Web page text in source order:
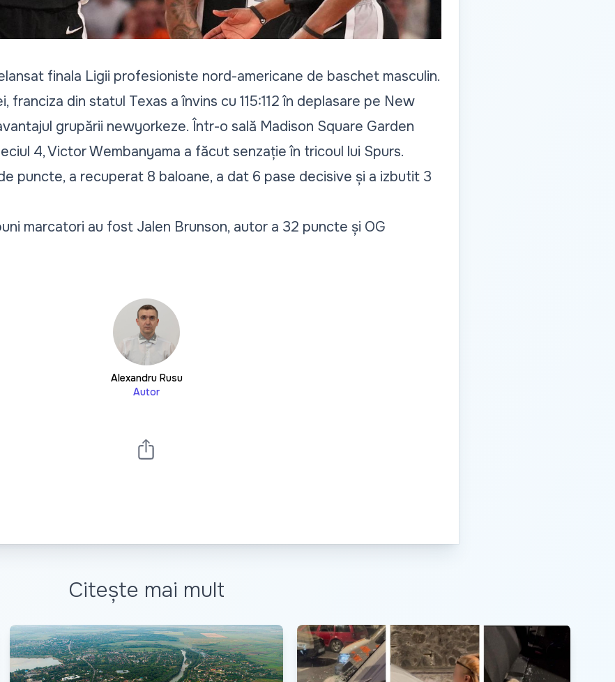
finala Ligii profesioniste nord-americane de baschet masculin.
franciza din statul Texas a învins cu 115:112 în deplasare pe New
grupării newyorkeze. Într-o sală Madison Square Garden
4, Victor Wembanyama a făcut senzație în tricoul lui Spurs.
puncte, a recuperat 8 baloane, a dat 6 pase decisive și a izbutit 3
marcatori au fost Jalen Brunson, autor a 32 puncte și OG
Alexandru Rusu
Autor
Citește mai mult